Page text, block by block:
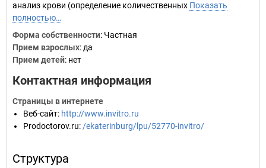
анализ крови (определение количественных Показать
полностью…
Форма собственности: Частная
Прием взрослых: да
Прием детей: нет
Контактная информация
Страницы в интернете
Веб-сайт: http://www.invitro.ru
Prodoctorov.ru: /ekaterinburg/lpu/52770-invitro/
Структура